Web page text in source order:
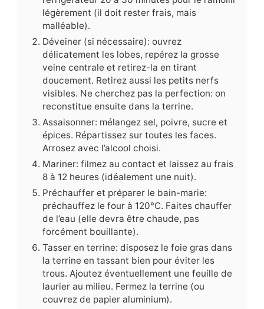
légèrement (il doit rester frais, mais
malléable).
Déveiner (si nécessaire): ouvrez
délicatement les lobes, repérez la grosse
veine centrale et retirez-la en tirant
doucement. Retirez aussi les petits nerfs
visibles. Ne cherchez pas la perfection: on
reconstitue ensuite dans la terrine.
Assaisonner: mélangez sel, poivre, sucre et
épices. Répartissez sur toutes les faces.
Arrosez avec l’alcool choisi.
Mariner: filmez au contact et laissez au frais
8 à 12 heures (idéalement une nuit).
Préchauffer et préparer le bain-marie:
préchauffez le four à 120°C. Faites chauffer
de l’eau (elle devra être chaude, pas
forcément bouillante).
Tasser en terrine: disposez le foie gras dans
la terrine en tassant bien pour éviter les
trous. Ajoutez éventuellement une feuille de
laurier au milieu. Fermez la terrine (ou
couvrez de papier aluminium).